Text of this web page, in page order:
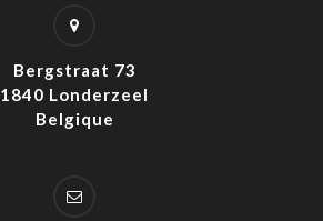
Bergstraat 73
1840 Londerzeel
Belgique